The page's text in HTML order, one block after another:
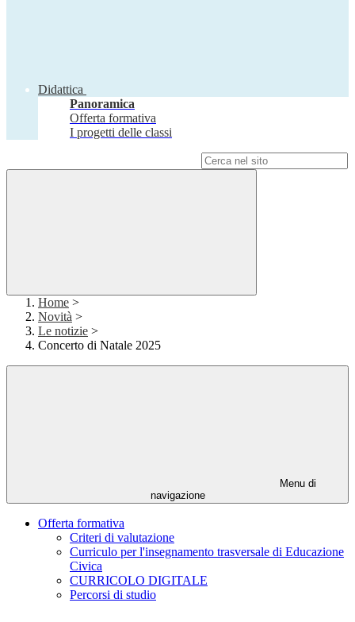
Didattica
Panoramica
Offerta formativa
I progetti delle classi
Home >
Novità >
Le notizie >
Concerto di Natale 2025
Menu di
navigazione
Offerta formativa
Criteri di valutazione
Curriculo per l'insegnamento trasversale di Educazione
Civica
CURRICOLO DIGITALE
Percorsi di studio